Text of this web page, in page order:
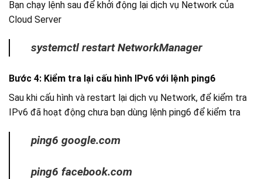
Bạn chạy lệnh sau để khởi động lại dịch vụ Network của
Cloud Server
systemctl restart NetworkManager
Bước 4: Kiểm tra lại cấu hình IPv6 với lệnh ping6
Sau khi cấu hình và restart lại dịch vụ Network, để kiểm tra
IPv6 đã hoạt động chưa bạn dùng lệnh ping6 để kiểm tra
ping6 google.com
ping6 facebook.com